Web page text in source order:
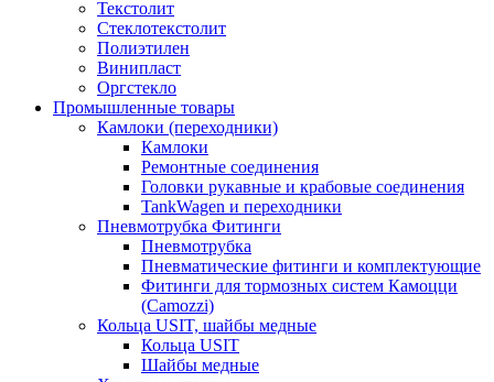
Текстолит
Стеклотекстолит
Полиэтилен
Винипласт
Оргстекло
Промышленные товары
Камлоки (переходники)
Камлоки
Ремонтные соединения
Головки рукавные и крабовые соединения
TankWagen и переходники
Пневмотрубка Фитинги
Пневмотрубка
Пневматические фитинги и комплектующие
Фитинги для тормозных систем Камоцци
(Camozzi)
Кольца USIT, шайбы медные
Кольца USIT
Шайбы медные